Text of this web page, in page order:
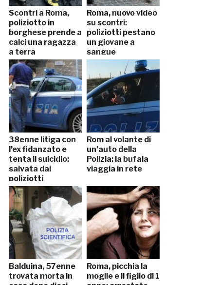
Scontri a Roma,
poliziotto in
borghese prende a
calci una ragazza
a terra
Roma, nuovo video
su scontri:
poliziotti pestano
un giovane a
sangue
38enne litiga con
l’ex fidanzato e
tenta il suicidio:
salvata dai
poliziotti
Rom al volante di
un’auto della
Polizia: la bufala
viaggia in rete
Balduina, 57enne
trovata morta in
Roma, picchia la
moglie e il figlio di 1